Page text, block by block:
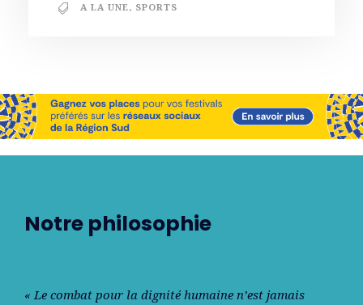
A LA UNE, SPORTS
Notre philosophie
« Le combat pour la dignité humaine n’est jamais